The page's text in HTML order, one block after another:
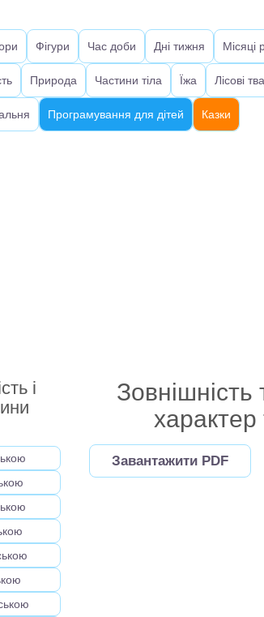
Фігури Час доби Дні тижня Місяці
Природа Частини тіла Їжа Лісові
Програмування для дітей Казки
і
Зовнішність
Завантажити PDF